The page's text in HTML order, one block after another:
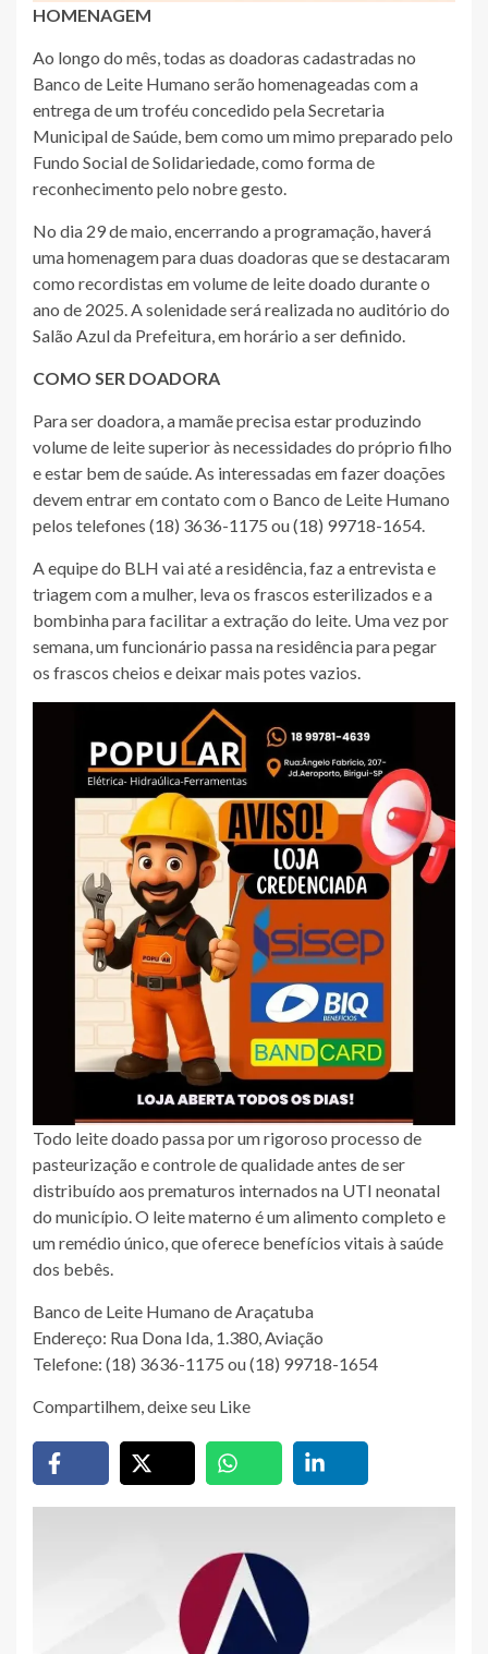
HOMENAGEM
Ao longo do mês, todas as doadoras cadastradas no
Banco de Leite Humano serão homenageadas com a
entrega de um troféu concedido pela Secretaria
Municipal de Saúde, bem como um mimo preparado pelo
Fundo Social de Solidariedade, como forma de
reconhecimento pelo nobre gesto.
No dia 29 de maio, encerrando a programação, haverá
uma homenagem para duas doadoras que se destacaram
como recordistas em volume de leite doado durante o
ano de 2025. A solenidade será realizada no auditório do
Salão Azul da Prefeitura, em horário a ser definido.
COMO SER DOADORA
Para ser doadora, a mamãe precisa estar produzindo
volume de leite superior às necessidades do próprio filho
e estar bem de saúde. As interessadas em fazer doações
devem entrar em contato com o Banco de Leite Humano
pelos telefones (18) 3636-1175 ou (18) 99718-1654.
A equipe do BLH vai até a residência, faz a entrevista e
triagem com a mulher, leva os frascos esterilizados e a
bombinha para facilitar a extração do leite. Uma vez por
semana, um funcionário passa na residência para pegar
os frascos cheios e deixar mais potes vazios.
Todo leite doado passa por um rigoroso processo de
pasteurização e controle de qualidade antes de ser
distribuído aos prematuros internados na UTI neonatal
do município. O leite materno é um alimento completo e
um remédio único, que oferece benefícios vitais à saúde
dos bebês.
Banco de Leite Humano de Araçatuba
Endereço: Rua Dona Ida, 1.380, Aviação
Telefone: (18) 3636-1175 ou (18) 99718-1654
Compartilhem, deixe seu Like